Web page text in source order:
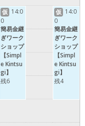
仮 14:0
0
簡易金継
ぎワーク
ショップ
【Simpl
e Kintsu
gi】
残6
仮 14:0
0
簡易金継
ぎワーク
ショップ
【Simpl
e Kintsu
gi】
残4